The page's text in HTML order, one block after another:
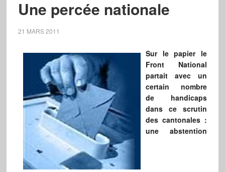
Une percée nationale
21 MARS 2011
Sur le papier le
Front National
partait avec un
certain nombre
de handicaps
dans ce scrutin
des cantonales :
une abstention